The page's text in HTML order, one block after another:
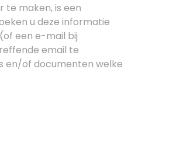
te maken, is een
u deze informatie
een e-mail bij
email te
en/of documenten welke